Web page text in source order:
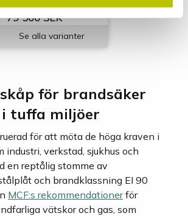
från
79 500 SEK
Se alla varianter
för brandsäker
tuffa miljöer
för att möta de höga kraven i
industri, verkstad, sjukhus och
en reptålig stomme av
och brandklassning EI 90
MCF:s rekommendationerför
vätskor och gas, som